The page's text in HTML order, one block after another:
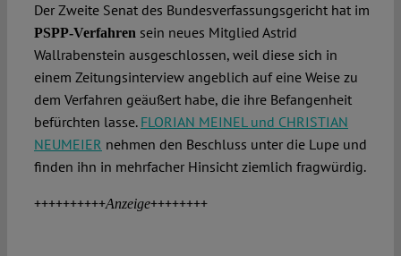
Der Zweite Senat des Bundesverfassungsgericht hat im
PSPP-Verfahrensein neues Mitglied Astrid
Wallrabenstein ausgeschlossen, weil diese sich in
einem Zeitungsinterview angeblich auf eine Weise zu
dem Verfahren geäußert habe, die ihre Befangenheit
befürchten lasse. FLORIAN MEINEL und CHRISTIAN
NEUMEIER nehmen den Beschluss unter die Lupe und
finden ihn in mehrfacher Hinsicht ziemlich fragwürdig.
++++++++++Anzeige++++++++